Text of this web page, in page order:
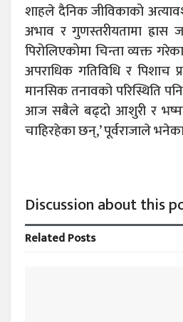
शाहले दैनिक जीविकाको
अभाव र गुणस्तरीयतामा
पिरोलिएकोमा चिन्ता व्यक्त
अपराधिक गतिविधि र पिशाच
मानसिक तनावको परिस्थिति
आज सबैले बढ्दो आशुरी र
चाहिरहेका छन्,’ पूर्वराजाले
Discussion about this
RelatedPosts